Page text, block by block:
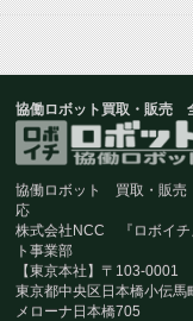
協働ロボット買取・販売
協働ロボット 買取・販
応
株式会社NCC 『ロボイチ
ト事業部
【東京本社】〒103-0001
東京都中央区日本橋小伝馬
メローナ日本橋705